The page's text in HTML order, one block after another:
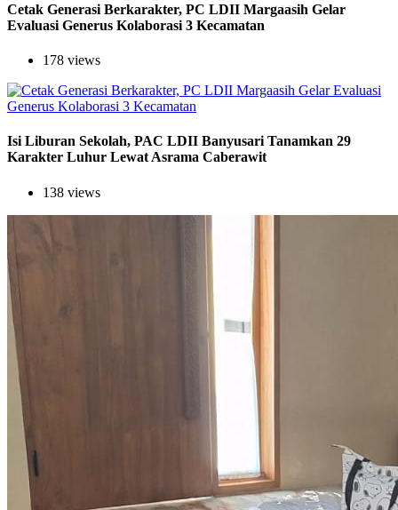
Cetak Generasi Berkarakter, PC LDII Margaasih Gelar
Evaluasi Generus Kolaborasi 3 Kecamatan
178 views
Isi Liburan Sekolah, PAC LDII Banyusari Tanamkan 29
Karakter Luhur Lewat Asrama Caberawit
138 views